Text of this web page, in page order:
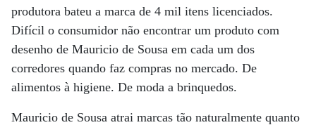
produtora bateu a marca de 4 mil itens licenciados.
Difícil o consumidor não encontrar um produto com
desenho de Mauricio de Sousa em cada um dos
corredores quando faz compras no mercado. De
alimentos à higiene. De moda a brinquedos.
Mauricio de Sousa atrai marcas tão naturalmente quanto